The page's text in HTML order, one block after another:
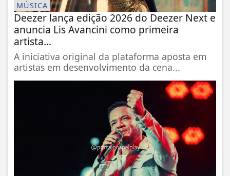
MÚSICA
Deezer lança edição 2026 do Deezer Next e
anuncia Lis Avancini como primeira
artista...
A iniciativa original da plataforma aposta em
artistas em desenvolvimento da cena...